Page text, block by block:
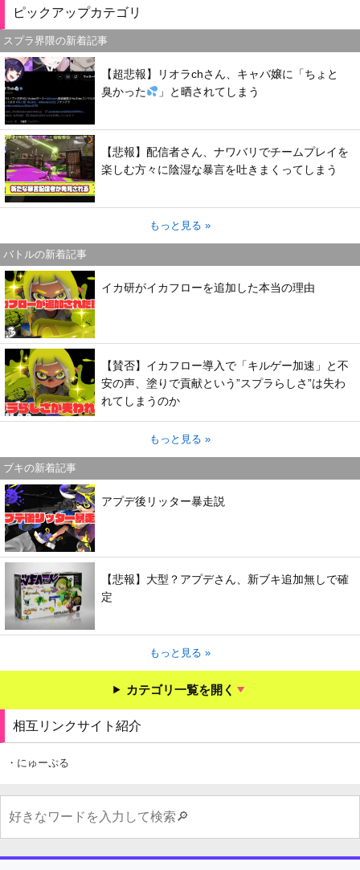
ピックアップカテゴリ
スプラ界隈の新着記事
【超悲報】リオラchさん、キャバ嬢に「ちょと
臭かった
」と晒されてしまう
【悲報】配信者さん、ナワバリでチームプレイを
楽しむ方々に陰湿な暴言を吐きまくってしまう
もっと見る »
バトルの新着記事
イカ研がイカフローを追加した本当の理由
【賛否】イカフロー導入で「キルゲー加速」と不
安の声、塗りで貢献という”スプラらしさ”は失わ
れてしまうのか
もっと見る »
ブキの新着記事
アプデ後リッター暴走説
【悲報】大型？アプデさん、新ブキ追加無しで確
定
もっと見る »
カテゴリ一覧を開く
相互リンクサイト紹介
・にゅーぷる